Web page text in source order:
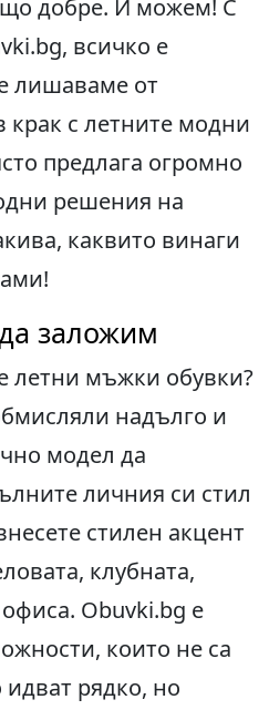
добре. И можем! С
всичко е
лишаваме от
крак с летните модни
предлага огромно
решения на
каквито винаги
заложим
летни мъжки обувки?
надълго и
модел да
личния си стил
стилен акцент
клубната,
офиса. Obuvki.bg е
които не са
идват рядко, но